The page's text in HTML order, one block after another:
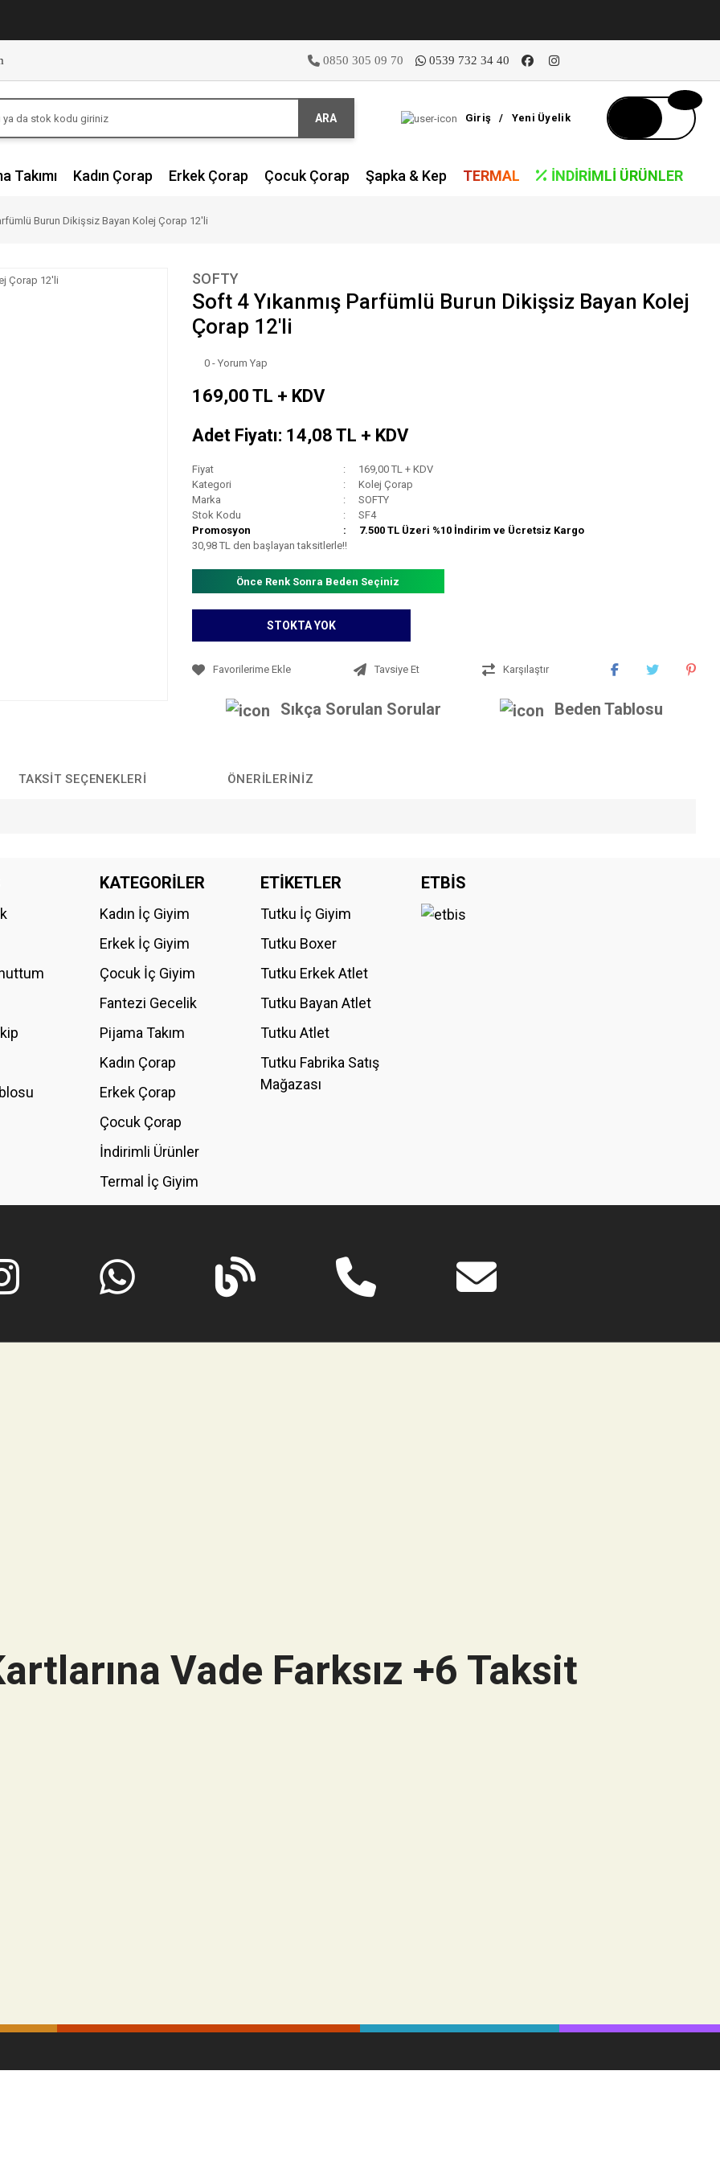
0850 305 09 70 0539 732 34 40
ARA Giriş / Yeni Üyelik
Takımı Kadın Çorap Erkek Çorap Çocuk Çorap Şapka & Kep TERMAL İNDIRIMLI ÜRÜNLER
Burun Dikişsiz Bayan Kolej Çorap 12'li
SOFTY
Soft 4 Yıkanmış Parfümlü Burun Dikişsiz Bayan Kolej
Çorap 12'li
0 - Yorum Yap
169,00 TL + KDV
Adet Fiyatı: 14,08 TL + KDV
Fiyat
169,00 TL + KDV
Kategori
Kolej Çorap
Marka
SOFTY
Stok Kodu
SF4
Promosyon
7.500 TL Üzeri %10 İndirim ve Ücretsiz Kargo
30,98 TL den başlayan taksitlerle!!
Önce Renk Sonra Beden Seçiniz
STOKTA YOK
Tavsiye Et Karşılaştır
Sıkça Sorulan Sorular Beden Tablosu
TAKSIT SEÇENEKLERI ÖNERILERINIZ
Bu ürüne ilk yorumu siz yapın!
KATEGORİLER
Kadın İç Giyim
Erkek İç Giyim
Çocuk İç Giyim
Fantezi Gecelik
Pijama Takım
Kadın Çorap
Erkek Çorap
Çocuk Çorap
İndirimli Ürünler
Termal İç Giyim
ETİKETLER
Tutku İç Giyim
Tutku Boxer
Tutku Erkek Atlet
Tutku Bayan Atlet
Tutku Atlet
Tutku Fabrika Satış
Mağazası
ETBİS
Vade Farksız +6 Taksit